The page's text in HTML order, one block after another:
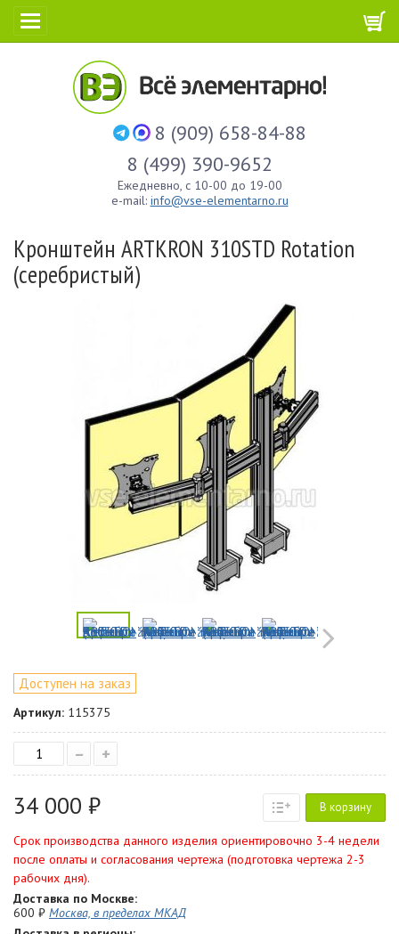
8 (909) 658-84-88
8 (499) 390-9652
Ежедневно, с 10-00 до 19-00
e-mail: info@vse-elementarno.ru
Кронштейн ARTKRON​ 310STD Rotation
(серебристый)
Доступен на заказ
Артикул: 115375
– +
34 000 ₽ В корзину
Срок производства данного изделия ориентировочно 3-4 недели
после оплаты и согласования чертежа (подготовка чертежа 2-3
рабочих дня).
Доставка по Москве:
600 ₽ Москва, в пределах МКАД